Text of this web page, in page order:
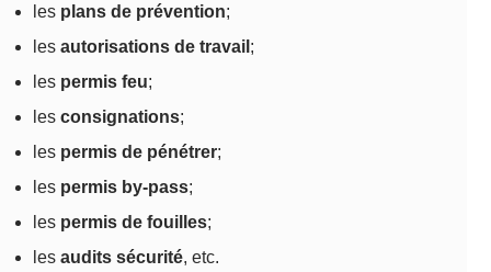
les plans de prévention;
les autorisations de travail ;
les permis feu;
les consignations;
les permis de pénétrer;
les permis by-pass;
les permis de fouilles;
les audits sécurité, etc.